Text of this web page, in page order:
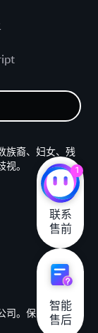
族裔、妇女、残
。
司。保留所有权
1
联系
售前
智能
售后